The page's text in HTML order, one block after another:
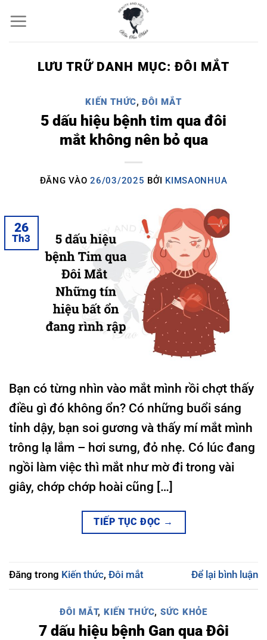
qua
LƯU TRỮ DANH MỤC: ĐÔI MẮT
KIẾN THỨC,ĐÔI MẮT
5 dấu hiệu bệnh tim qua đôi
mắt không nên bỏ qua
ĐĂNG VÀO26/03/2025 BỞI KIMSAONHUA
26
Th3
Bạn có từng nhìn vào mắt mình rồi chợt thấy
điều gì đó không ổn? Có những buổi sáng
tỉnh dậy, bạn soi gương và thấy mí mắt mình
trông lạ lắm – hơi sưng, đỏ nhẹ. Có lúc đang
ngồi làm việc thì mắt như mờ đi trong vài
giây, chớp chớp hoài cũng […]
TIẾP TỤC ĐỌC →
Đăng trong Kiến thức, Đôi mắt Để lại bình luận
ĐÔI MẮT, KIẾN THỨC, SỨC KHỎE
7 dấu hiệu bệnh Gan qua Đôi